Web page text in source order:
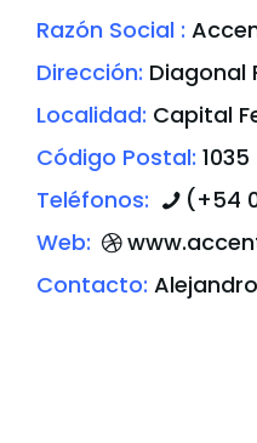
Razón Social :
Dirección: Diagonal
Localidad: Capital
Código Postal: 1035
Teléfonos:
(+54
Web:
Contacto: